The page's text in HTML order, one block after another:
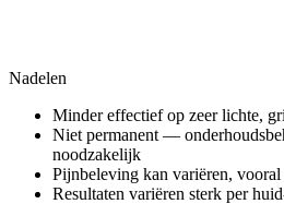
Nadelen
Minder effectief op zeer lichte,
Niet permanent —
noodzakelijk
Pijnbeleving kan variëren,
Resultaten variëren sterk per